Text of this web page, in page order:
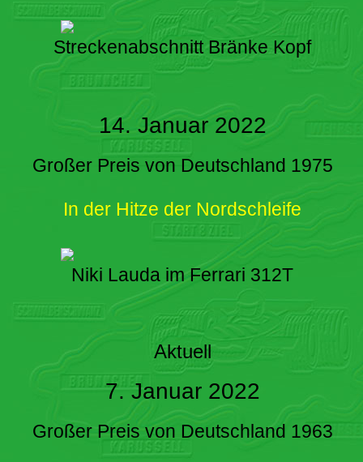
Streckenabschnitt Bränke Kopf
14. Januar 2022
Großer Preis von Deutschland 1975
In der Hitze der Nordschleife
Niki Lauda im Ferrari 312T
Aktuell
7. Januar 2022
Großer Preis von Deutschland 1963